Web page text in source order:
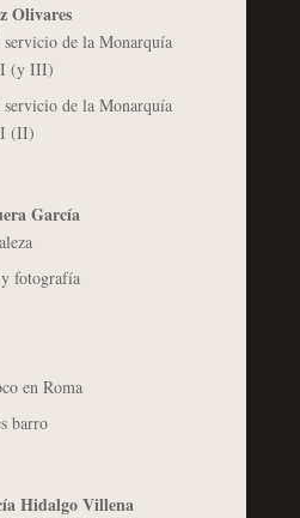
Olivares
de la Monarquía
(y III)
de la Monarquía
(II)
García
fotografía
en Roma
barro
Hidalgo Villena